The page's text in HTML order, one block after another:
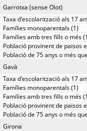
Garrotxa (sense Olot)
Gavà
Girona